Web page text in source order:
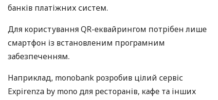
банків платіжних систем.
Для користування QR-еквайрингом потрібен лише
смартфон із встановленим програмним
забезпеченням.
Наприклад, monobank розробив цілий сервіс
Expirenza by mono для ресторанів, кафе та інших